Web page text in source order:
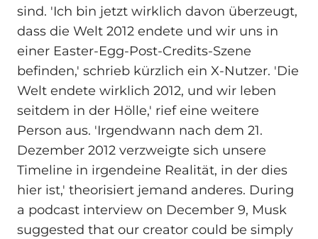
sind. 'Ich bin jetzt wirklich davon überzeugt,
dass die Welt 2012 endete und wir uns in
einer Easter-Egg-Post-Credits-Szene
befinden,' schrieb kürzlich ein X-Nutzer. 'Die
Welt endete wirklich 2012, und wir leben
seitdem in der Hölle,' rief eine weitere
Person aus. 'Irgendwann nach dem 21.
Dezember 2012 verzweigte sich unsere
Timeline in irgendeine Realität, in der dies
hier ist,' theorisiert jemand anderes. During
a podcast interview on December 9, Musk
suggested that our creator could be simply